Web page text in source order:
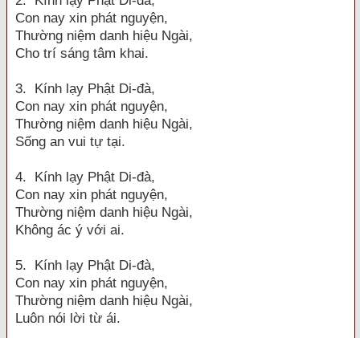
Con nay xin phát nguyện,
Thường niệm danh hiệu Ngài,
Cho trí sáng tâm khai.
3. Kính lạy Phật Di-đà,
Con nay xin phát nguyện,
Thường niệm danh hiệu Ngài,
Sống an vui tự tại.
4. Kính lạy Phật Di-đà,
Con nay xin phát nguyện,
Thường niệm danh hiệu Ngài,
Không ác ý với ai.
5. Kính lạy Phật Di-đà,
Con nay xin phát nguyện,
Thường niệm danh hiệu Ngài,
Luôn nói lời từ ái.